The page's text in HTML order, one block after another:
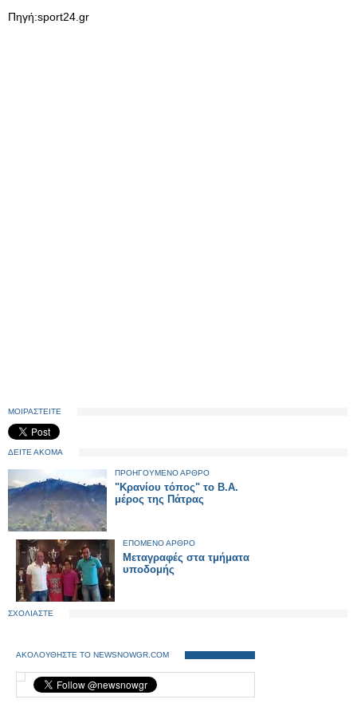
Πηγή:sport24.gr
ΜΟΙΡΑΣΤΕΙΤΕ
ΔΕΙΤΕ ΑΚΟΜΑ
ΠΡΟΗΓΟΥΜΕΝΟ ΑΡΘΡΟ
"Κρανίου τόπος" το Β.Α.
μέρος της Πάτρας
ΕΠΟΜΕΝΟ ΑΡΘΡΟ
Μεταγραφές στα τμήματα
υποδομής
ΣΧΟΛΙΑΣΤΕ
ΑΚΟΛΟΥΘΗΣΤΕ ΤΟ NEWSNOWGR.COM